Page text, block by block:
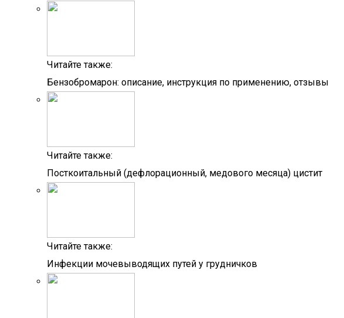
Читайте также:
Бензобромарон: описание, инструкция по применению, отзывы
Читайте также:
Посткоитальный (дефлорационный, медового месяца) цистит
Читайте также:
Инфекции мочевыводящих путей у грудничков